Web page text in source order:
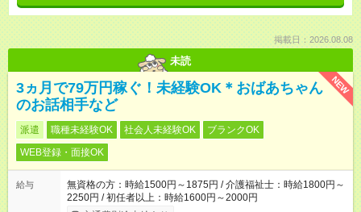
掲載日：2026.08.08
未読
NEW
3ヵ月で79万円稼ぐ！未経験OK＊おばあちゃん
のお話相手など
派遣 職種未経験OK 社会人未経験OK
ブランクOK
WEB登録・面接OK
給与
無資格の方：時給1500円～1875円 / 介護福祉士：時給1800円～
2250円 / 初任者以上：時給1600円～2000円